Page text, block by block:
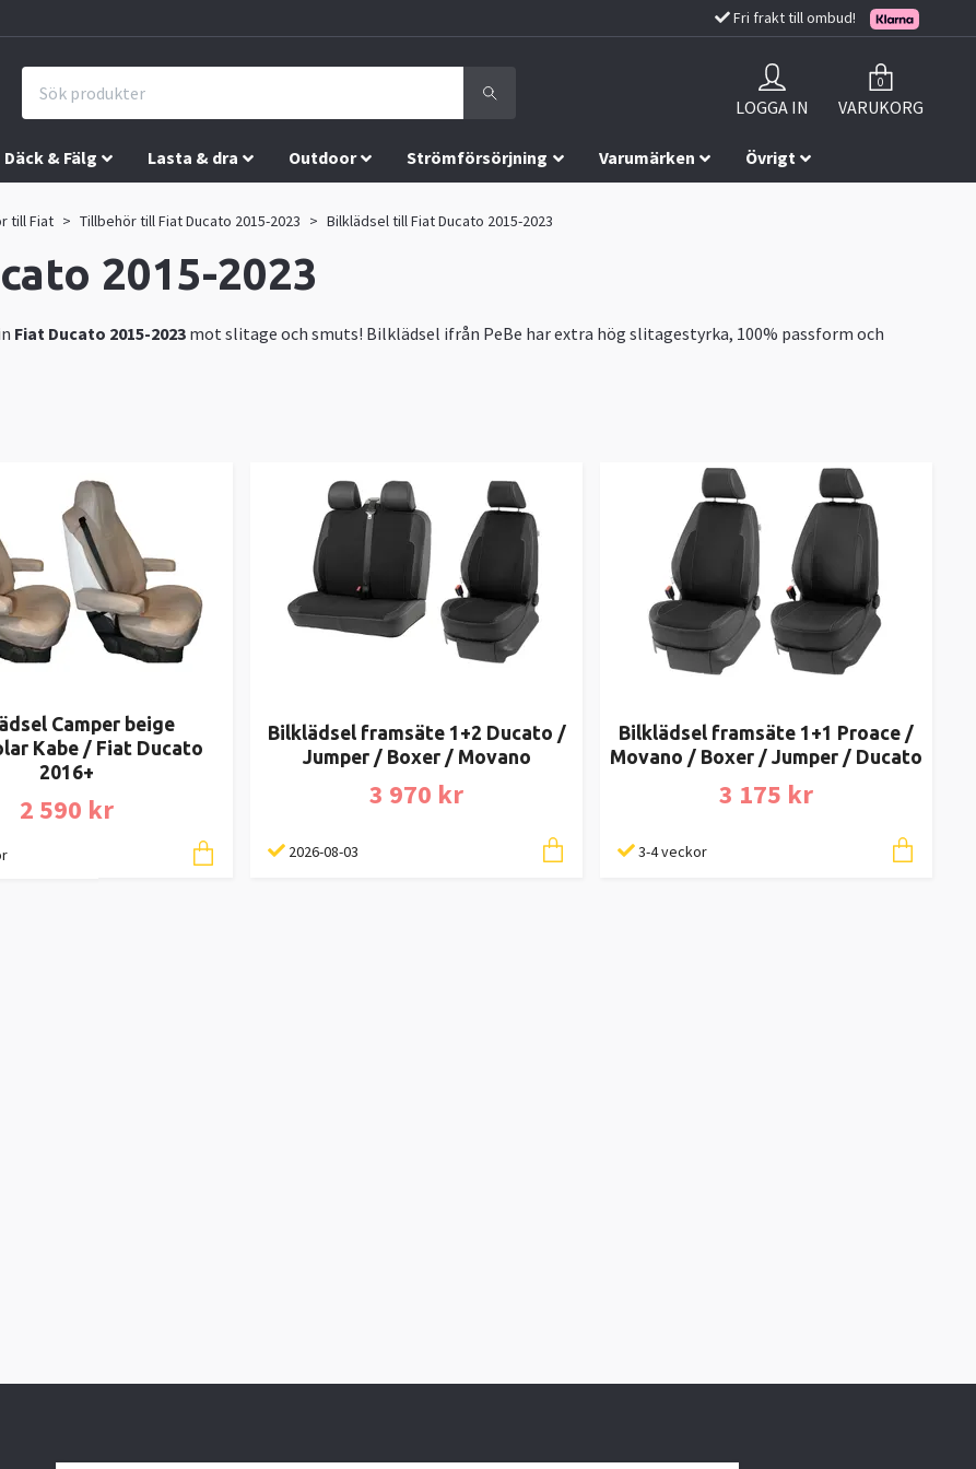
Fri frakt till ombud!
LOGGA IN
0
VARUKORG
Däck & Fälg Lasta & dra Outdoor Strömförsörjning Varumärken Övrigt
till Fiat Tillbehör till Fiat Ducato 2015-2023 Bilklädsel till Fiat Ducato 2015-2023
2015-2023
Fiat Ducato 2015-2023 mot slitage och smuts! Bilklädsel ifrån PeBe har extra hög slitagestyrka, 100% passform och
Camper beige
Kabe / Fiat Ducato
2016+
2 590 kr
Bilklädsel framsäte 1+2 Ducato /
Jumper / Boxer / Movano
3 970 kr
2026-08-03
Bilklädsel framsäte 1+1 Proace /
Movano / Boxer / Jumper / Ducato
3 175 kr
3-4 veckor